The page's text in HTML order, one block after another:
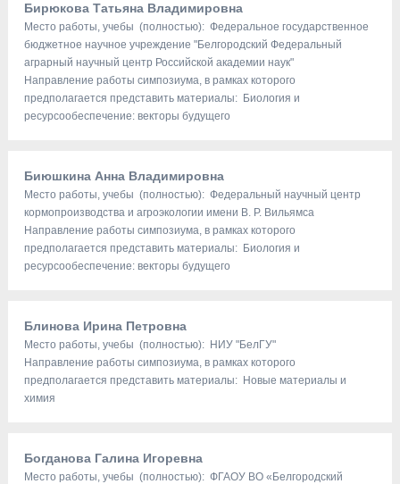
Бирюкова Татьяна Владимировна
Место работы, учебы (полностью): Федеральное государственное
бюджетное научное учреждение "Белгородский Федеральный
аграрный научный центр Российской академии наук"
Направление работы симпозиума, в рамках которого
предполагается представить материалы: Биология и
ресурсообеспечение: векторы будущего
Биюшкина Анна Владимировна
Место работы, учебы (полностью): Федеральный научный центр
кормопроизводства и агроэкологии имени В. Р. Вильямса
Направление работы симпозиума, в рамках которого
предполагается представить материалы: Биология и
ресурсообеспечение: векторы будущего
Блинова Ирина Петровна
Место работы, учебы (полностью): НИУ "БелГУ"
Направление работы симпозиума, в рамках которого
предполагается представить материалы: Новые материалы и
химия
Богданова Галина Игоревна
Место работы, учебы (полностью): ФГАОУ ВО «Белгородский